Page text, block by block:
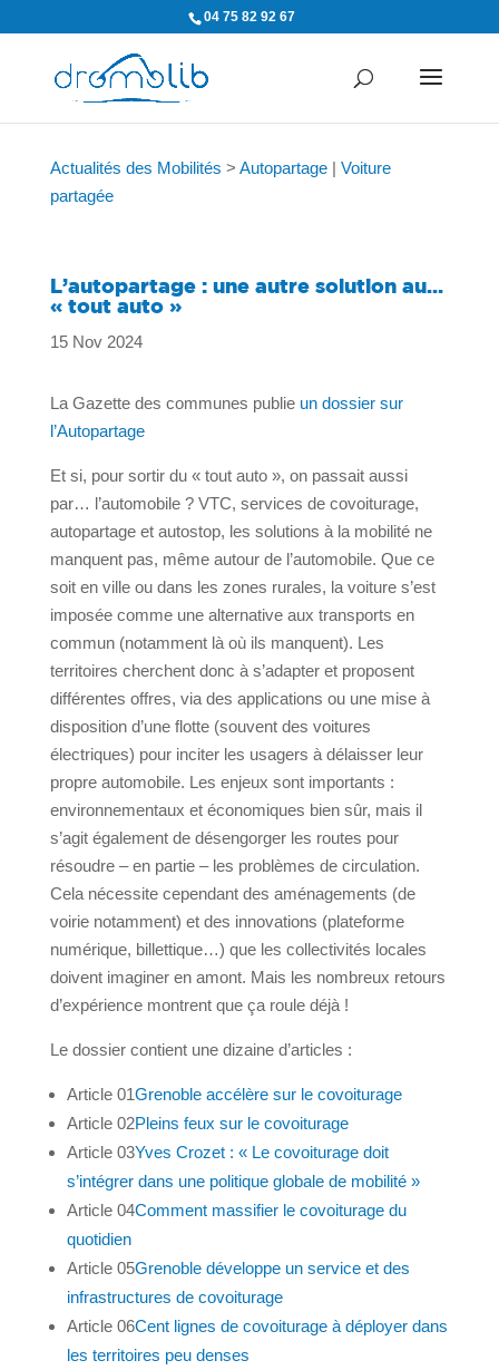
04 75 82 92 67
Actualités des Mobilités > Autopartage| Voiture
partagée
L’autopartage : une autre solution au…
« tout auto »
15 Nov 2024
La Gazette des communes publieun dossier sur
l’Autopartage
Et si, pour sortir du « tout auto », on passait aussi
par… l’automobile ? VTC, services de covoiturage,
autopartage et autostop, les solutions à la mobilité ne
manquent pas, même autour de l’automobile. Que ce
soit en ville ou dans les zones rurales, la voiture s’est
imposée comme une alternative aux transports en
commun (notamment là où ils manquent). Les
territoires cherchent donc à s’adapter et proposent
différentes offres, via des applications ou une mise à
disposition d’une flotte (souvent des voitures
électriques) pour inciter les usagers à délaisser leur
propre automobile. Les enjeux sont importants :
environnementaux et économiques bien sûr, mais il
s’agit également de désengorger les routes pour
résoudre – en partie – les problèmes de circulation.
Cela nécessite cependant des aménagements (de
voirie notamment) et des innovations (plateforme
numérique, billettique…) que les collectivités locales
doivent imaginer en amont. Mais les nombreux retours
d’expérience montrent que ça roule déjà !
Le dossier contient une dizaine d’articles :
Article 01Grenoble accélère sur le covoiturage
Article 02Pleins feux sur le covoiturage
Article 03Yves Crozet : « Le covoiturage doit
s’intégrer dans une politique globale de mobilité »
Article 04Comment massifier le covoiturage du
quotidien
Article 05Grenoble développe un service et des
infrastructures de covoiturage
Article 06Cent lignes de covoiturage à déployer dans
les territoires peu denses